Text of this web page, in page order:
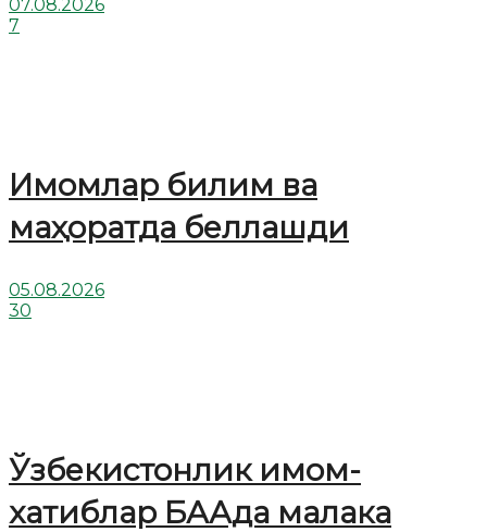
07.08.2026
7
Имомлар билим ва
маҳоратда беллашди
05.08.2026
30
Ўзбекистонлик имом-
хатиблар БААда малака